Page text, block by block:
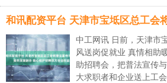
中工网讯 日前，天津市
风送岗促就业 真情相助
助招聘会，把普法宣传
大求职者和企业送上工